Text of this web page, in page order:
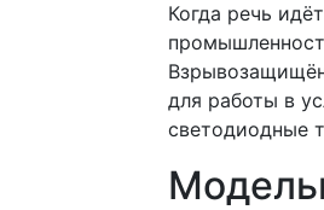
Когда речь
для работы в
светодиодные